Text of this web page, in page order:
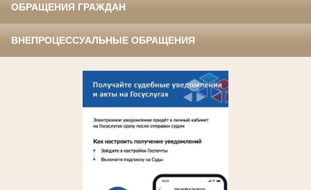
ОБРАЩЕНИЯ ГРАЖДАН
ВНЕПРОЦЕССУАЛЬНЫЕ ОБРАЩЕНИЯ